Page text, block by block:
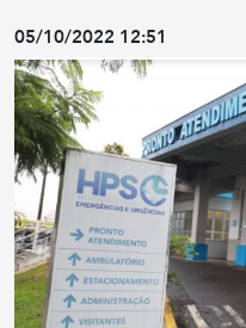
05/10/2022 12:51